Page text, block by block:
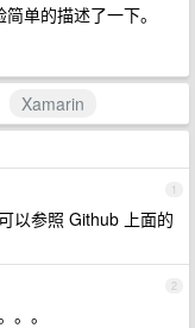
单的描述了一下。
Xamarin
1
以参照 Github 上面的
2
。。